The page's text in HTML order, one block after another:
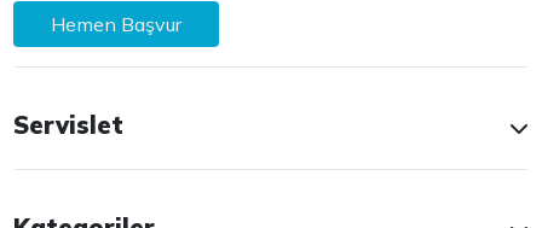
Hemen Başvur
Servislet